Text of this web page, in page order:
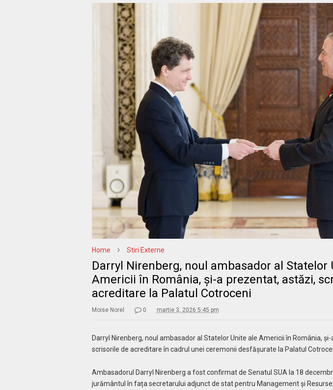
Home Stiri Externe
Darryl Nirenberg, noul ambasador al Statelor
Americii în România, și-a prezentat, astăzi,
acreditare la Palatul Cotroceni
Moise Norel 0 martie 3, 2026 5:45 pm
Darryl Nirenberg, noul ambasador al Statelor Unite ale Americii în România,
scrisorile de acreditare în cadrul unei ceremonii desfășurate la Palatul
Ambasadorul Darryl Nirenberg a fost confirmat de Senatul SUA la 18
jurământul în fața secretarului adjunct de stat pentru Management și